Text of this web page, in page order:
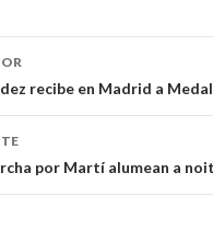
recibe en Madrid a
por Martí alumean a